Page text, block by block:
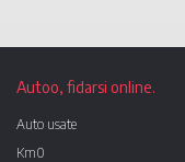
Autoo, fidarsi online.
Auto usate
Km0